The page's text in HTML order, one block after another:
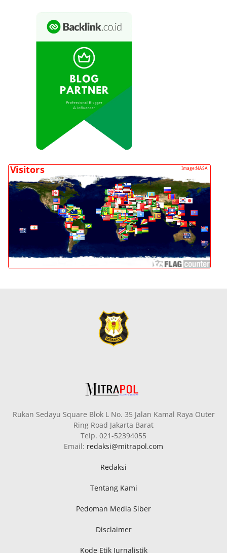
Rukan Sedayu Square Blok L No. 35 Jalan Kamal Raya Outer
Ring Road Jakarta Barat
Telp. 021-52394055
Email: redaksi@mitrapol.com
Redaksi
Tentang Kami
Pedoman Media Siber
Disclaimer
Kode Etik Jurnalistik